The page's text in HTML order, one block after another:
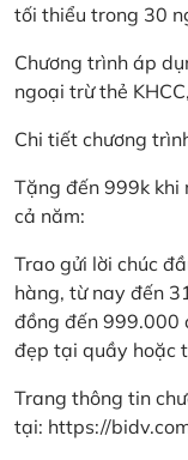
tối thiểu trong 30
Chương trình áp
ngoại trừ thẻ
Chi tiết chương
Tặng đến 999k khi
cả năm:
Trao gửi lời chúc
hàng, từ nay đến
đồng đến 999.000
đẹp tại quầy hoặc
Trang thông tin
tại: https://